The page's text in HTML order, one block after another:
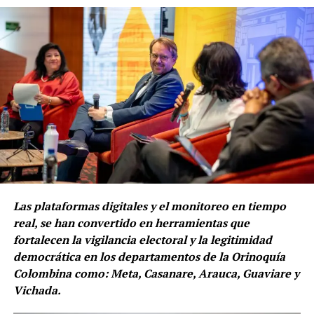
ciudades donde tuvo lugar en simultánea el gran evento,
resaltó la deliberación, aprendizaje e intercambio de
experiencias sobre importantes temas que gravitan en
torno a la violencia contra las mujeres, adolescentes y
niñas y la inclusión de la perspectiva de género en la
administración de justicia. Así mismo, destacó la
incansable labor en la defensa de los derechos humanos,
esencial para la construcción de un país más justo y
equitativo, la misma que ejercen las defensoras y los
defensores públicos.
“Durante estos tres años y medio de gestión hemos
realizado acciones para fortalecer el importante trabajo
hecho por nuestros defensores públicos, entre las que
destacamos los espacios académicos, como el encuentro
nacional que hoy concluye, con el fin de debatir temas
de actualidad jurídico-procesal que hagan más fuerte,
cada día, la defensa técnica de los más necesitados en el
Las plataformas digitales y el monitoreo en tiempo
real, se han convertido en herramientas que
fortalecen la vigilancia electoral y la legitimidad
democrática en los departamentos de la Orinoquía
Colombina como: Meta, Casanare, Arauca, Guaviare y
Vichada.